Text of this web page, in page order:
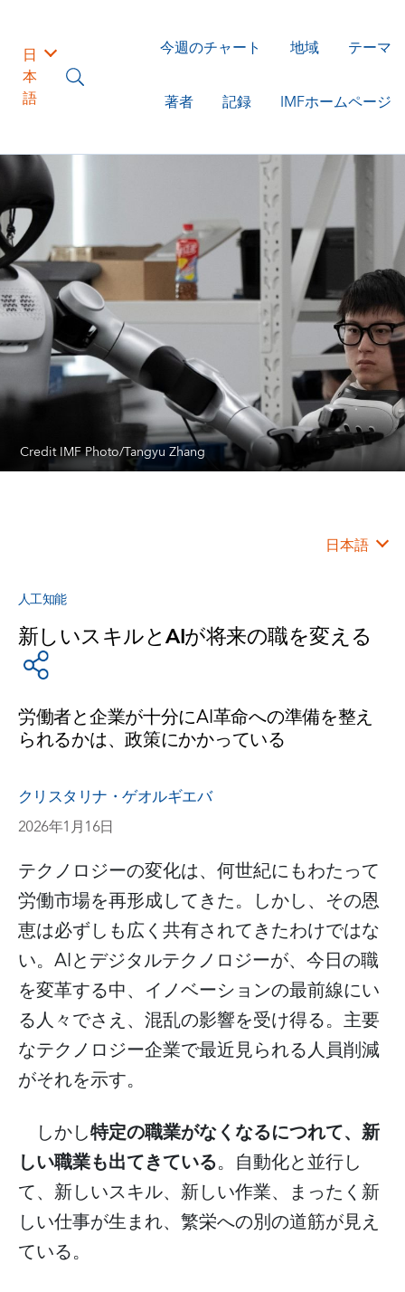
日
本
語
今週のチャート 地域 テーマ
著者 記録 IMFホームページ
Credit IMF Photo/Tangyu Zhang
日本語
人工知能
新しいスキルとAIが将来の職を変える
労働者と企業が十分にAI革命への準備を整え
られるかは、政策にかかっている
クリスタリナ・ゲオルギエバ
2026年1月16日
テクノロジーの変化は、何世紀にもわたって
労働市場を再形成してきた。しかし、その恩
恵は必ずしも広く共有されてきたわけではな
い。 AIとデジタルテクノロジーが、今日の職
を変革する中、イノベーションの最前線にい
る人々でさえ、混乱の影響を受け得る。主要
なテクノロジー企業で最近見られる人員削減
がそれを示す。
しかし特定の職業がなくなるにつれて、新
しい職業も出てきている。自動化と並行し
て、新しいスキル、新しい作業、まったく新
しい仕事が生まれ、繁栄への別の道筋が見え
ている。